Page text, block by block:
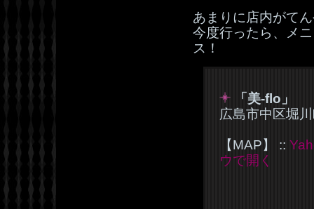
あまりに店内がて
今度行ったら、メ
ス！
「美-flo」
広島市中区堀
【MAP】 ::
ウで開く